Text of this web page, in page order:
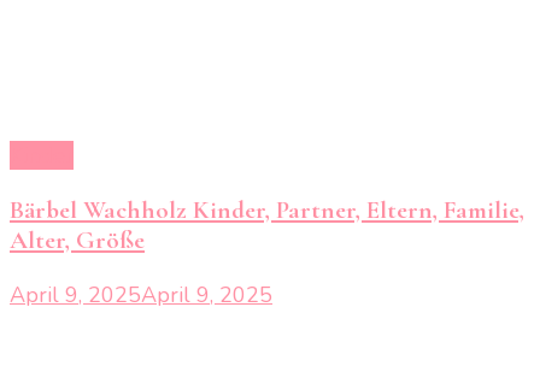
Bärbel Wachholz Kinder, Partner, Eltern, Familie,
Alter, Größe
April 9, 2025April 9, 2025